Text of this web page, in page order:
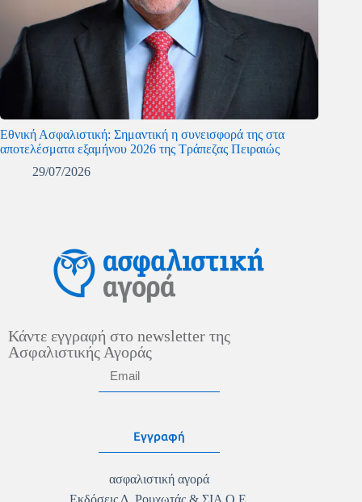
Εθνική Ασφαλιστική: Σημαντική η συνεισφορά της στα
αποτελέσματα εξαμήνου 2026 της Τράπεζας Πειραιώς
29/07/2026
Κάντε εγγραφή στο newsletter της
Ασφαλιστικής Αγοράς
Εγγραφή
ασφαλιστική αγορά
Εκδόσεις Δ. Ρουχωτάς & ΣΙΑ Ο.Ε.